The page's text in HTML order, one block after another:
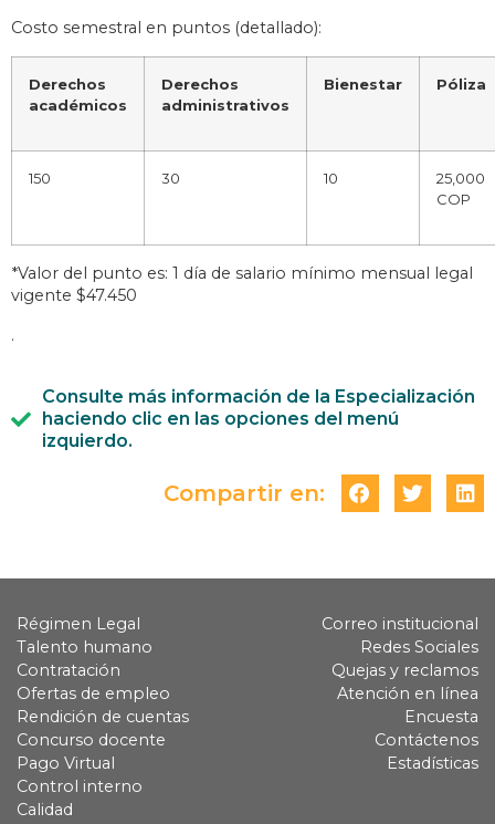
Costo semestral en puntos (detallado):
Derechos
académicos
Derechos
administrativos
Bienestar Póliza
150 30 10
25,000
COP
*Valor del punto es: 1 día de salario mínimo mensual legal
vigente $47.450
.
Consulte más información de la Especialización
haciendo clic en las opciones del menú
izquierdo.
Compartir en:
Régimen Legal
Talento humano
Contratación
Ofertas de empleo
Rendición de cuentas
Concurso docente
Pago Virtual
Control interno
Calidad
Correo institucional
Redes Sociales
Quejas y reclamos
Atención en línea
Encuesta
Contáctenos
Estadísticas